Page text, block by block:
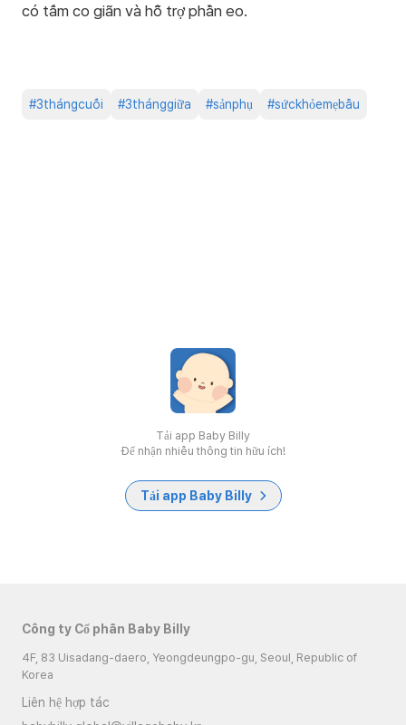
có tấm co giãn và hỗ trợ phần eo.
#3thángcuối #3thánggiữa #sảnphụ #sứckhỏemẹbầu
Tải app Baby Billy
Để nhận nhiều thông tin hữu ích!
Tải app Baby Billy
Công ty Cổ phần Baby Billy
4F, 83 Uisadang-daero, Yeongdeungpo-gu, Seoul, Republic of
Korea
Liên hệ hợp tác